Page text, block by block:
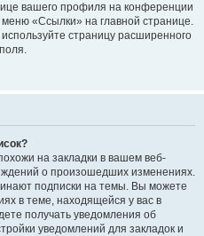
вашего профиля на конференции
«Ссылки» на главной странице.
страницу расширенного
на закладки в вашем веб-
о произошедших изменениях.
подписки на темы. Вы можете
в теме, находящейся у вас в
получать уведомления об
уведомлений для закладок и